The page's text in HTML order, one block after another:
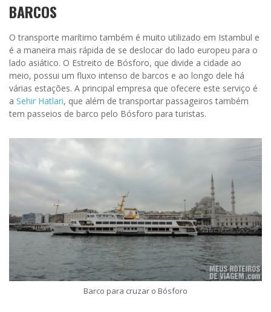
BARCOS
O transporte marítimo também é muito utilizado em Istambul e
é a maneira mais rápida de se deslocar do lado europeu para o
lado asiático. O Estreito de Bósforo, que divide a cidade ao
meio, possui um fluxo intenso de barcos e ao longo dele há
várias estações. A principal empresa que ofecere este serviço é
a Sehir Hatlari, que além de transportar passageiros também
tem passeios de barco pelo Bósforo para turistas.
Barco para cruzar o Bósforo